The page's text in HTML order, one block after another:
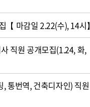
【 마감일 2.22(수), 14시】
직원 공개모집(1.24, 화,
통번역, 건축디자인) 직원